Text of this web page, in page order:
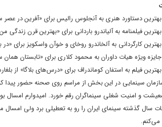
دستاورد هنری به آنجلوس رالیس برای «آفرین در عصر
فیلمنامه به آلیاندرو باردانی برای «بهترین قرن زندگی من»
کارگردانی به آلخاندرو روخای و خوآن واسکویز برای «در
ویژه هیات داوران به محمود کلاری برای «تابستان همان
فیلم به استفان کوماندراف برای «درس‌های بلاگا» از
سینمایی در این بخش از مراسم روی صحنه حضور پیدا
و امنیت شغلی سینماگران رقم خورد. امیدوارم امسال
سال گذشته سینمای ایران را رو به تعطیلی برد ولی امسال
می‌کنم.